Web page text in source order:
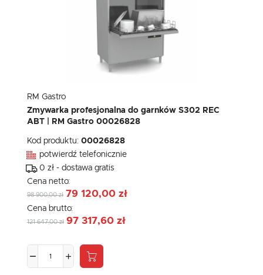
RM Gastro
Zmywarka profesjonalna do garnków S302 REC
ABT | RM Gastro 00026828
Kod produktu: 00026828
potwierdź telefonicznie
0 zł - dostawa gratis
Cena netto:
98 900,00 zł 79 120,00 zł
Cena brutto:
121 647,00 zł 97 317,60 zł